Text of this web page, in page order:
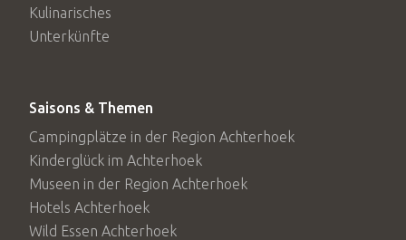
Kulinarisches
Unterkünfte
Saisons & Themen
Campingplätze in der Region Achterhoek
Kinderglück im Achterhoek
Museen in der Region Achterhoek
Hotels Achterhoek
Wild Essen Achterhoek